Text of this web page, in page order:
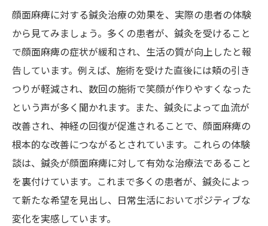
顔面麻痺に対する鍼灸治療の効果を、実際の患者の体験
から見てみましょう。多くの患者が、鍼灸を受けること
で顔面麻痺の症状が緩和され、生活の質が向上したと報
告しています。例えば、施術を受けた直後には頬の引き
つりが軽減され、数回の施術で笑顔が作りやすくなった
という声が多く聞かれます。また、鍼灸によって血流が
改善され、神経の回復が促進されることで、顔面麻痺の
根本的な改善につながるとされています。これらの体験
談は、鍼灸が顔面麻痺に対して有効な治療法であること
を裏付けています。これまで多くの患者が、鍼灸によっ
て新たな希望を見出し、日常生活においてポジティブな
変化を実感しています。